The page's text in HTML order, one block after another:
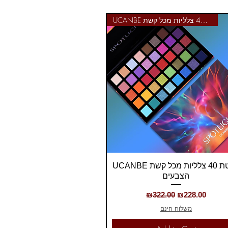
Quick View
UCANBE פלטת 40 צלליות מכל קשת
UCANBE פלטת 40 צלליות מכל קשת
הצבעים
Regular Price
₪322.00 Sale Price
₪228.00
משלוח חינם